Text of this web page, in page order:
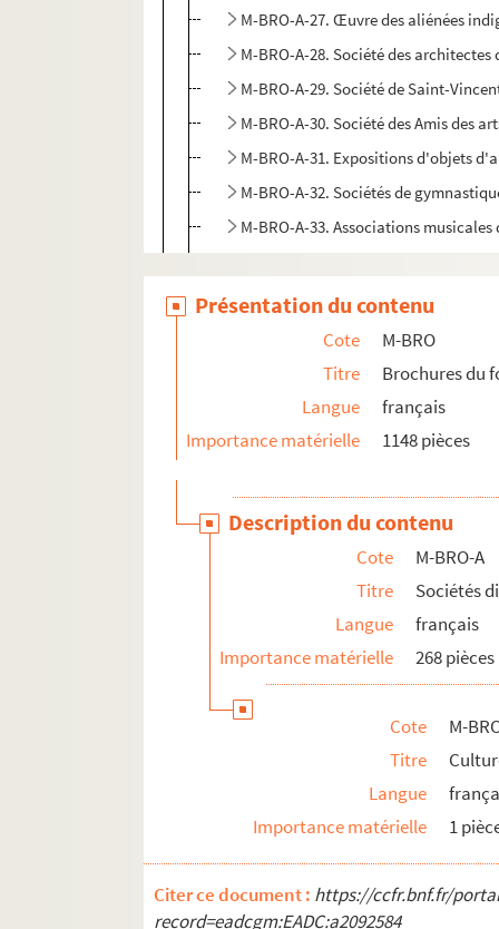
M-BRO-A-27. Œuvre des aliénées
M-BRO-A-28. Société des
M-BRO-A-29. Société de Saint-
M-BRO-A-30. Société des Amis des
M-BRO-A-31. Expositions d'objets
M-BRO-A-32. Sociétés de
M-BRO-A-33. Associations musicales
M-BRO-A-35. Théâtre municipal de
M-BRO-A-36. Frères des écoles
M-BRO-A-37. Tribunal de première
M-BRO-A-41. Mont de Piété de Lille
M-BRO-B. Sociétés diverses
M-BRO-D. Société scientifiques et
M-BRO-V-5. Eclairage de la ville de
M-DOC. Documents du fonds Mahieu
Présentation du contenu
Cote
M-BRO
Titre
Brochures du
Langue
français
Importance matérielle
1148 pièces
Description du contenu
Cote
M-BRO-A
Titre
Sociétés
Langue
français
Importance matérielle
268 pièces
Cote
M-
Titre
Langue
Importance matérielle
1
Citer ce document : https://ccfr.bnf.fr/
record=eadcgm:EADC:a2092584